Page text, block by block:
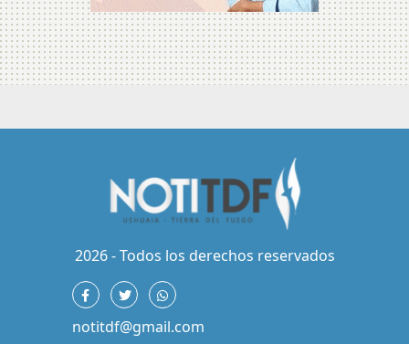
2026 - Todos los derechos reservados
notitdf@gmail.com